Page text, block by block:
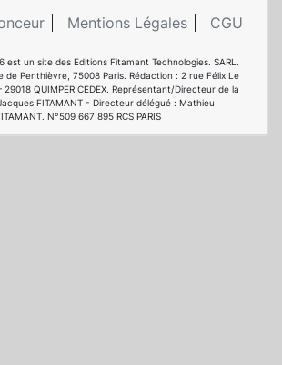
Mentions Légales CGU
est un site des Editions Fitamant Technologies. SARL.
de Penthièvre, 75008 Paris. Rédaction : 2 rue Félix Le
29018 QUIMPER CEDEX. Représentant/Directeur de la
FITAMANT - Directeur délégué : Mathieu
N°509 667 895 RCS PARIS